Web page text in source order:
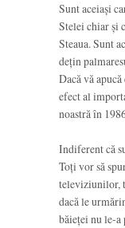
Sunt aceiași
Stelei chiar și
Steaua. Sunt
dețin
Dacă vă
efect al
noastră în
Indiferent că
Toți vor să
televiziunilor,
dacă le
băieței nu le-a